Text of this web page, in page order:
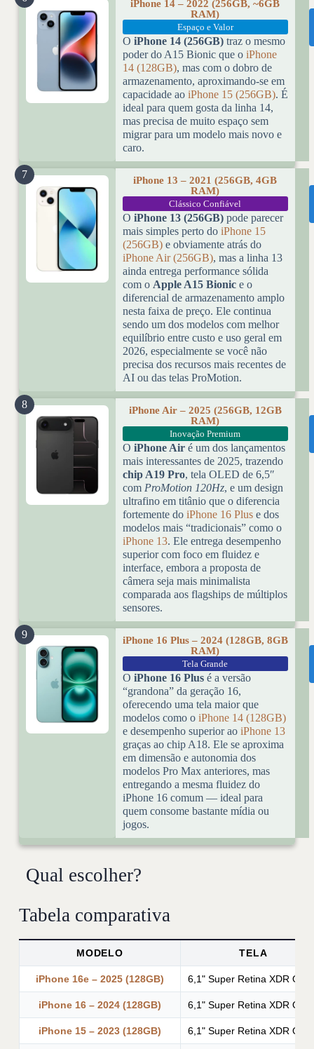
iPhone 14 – 2022 (256GB, ~6GB
RAM)
Espaço e Valor
O iPhone 14 (256GB)traz o mesmo
poder do A15 Bionic que o iPhone
14 (128GB), mas com o dobro de
armazenamento, aproximando-se em
capacidade ao iPhone 15 (256GB). É
ideal para quem gosta da linha 14,
mas precisa de muito espaço sem
migrar para um modelo mais novo e
caro.
7
iPhone 13 – 2021 (256GB, 4GB
RAM)
Clássico Confiável
O iPhone 13 (256GB)pode parecer
mais simples perto do iPhone 15
(256GB)e obviamente atrás do
iPhone Air (256GB), mas a linha 13
ainda entrega performance sólida
com o Apple A15 Bionice o
diferencial de armazenamento amplo
nesta faixa de preço. Ele continua
sendo um dos modelos com melhor
equilíbrio entre custo e uso geral em
2026, especialmente se você não
precisa dos recursos mais recentes de
AI ou das telas ProMotion.
8
iPhone Air – 2025 (256GB, 12GB
RAM)
Inovação Premium
O iPhone Airé um dos lançamentos
mais interessantes de 2025, trazendo
chip A19 Pro, tela OLED de 6,5″
com ProMotion 120Hz, e um design
ultrafino em titânio que o diferencia
fortemente do iPhone 16 Pluse dos
modelos mais “tradicionais” como o
iPhone 13. Ele entrega desempenho
superior com foco em fluidez e
interface, embora a proposta de
câmera seja mais minimalista
comparada aos flagships de múltiplos
sensores.
9
iPhone 16 Plus – 2024 (128GB, 8GB
RAM)
Tela Grande
O iPhone 16 Plusé a versão
“grandona” da geração 16,
oferecendo uma tela maior que
modelos como o iPhone 14 (128GB)
e desempenho superior ao iPhone 13
graças ao chip A18. Ele se aproxima
em dimensão e autonomia dos
modelos Pro Max anteriores, mas
entregando a mesma fluidez do
iPhone 16 comum — ideal para
quem consome bastante mídia ou
jogos.
Qual escolher?
Tabela comparativa
MODELO TELA
iPhone 16e – 2025 (128GB) 6,1" Super Retina XDR
iPhone 16 – 2024 (128GB) 6,1" Super Retina XDR
iPhone 15 – 2023 (128GB) 6,1" Super Retina XDR